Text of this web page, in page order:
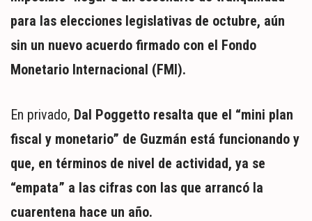
para las elecciones legislativas de octubre, aún
sin un nuevo acuerdo firmado con el Fondo
Monetario Internacional (FMI).
En privado, Dal Poggetto resalta que el “mini plan
fiscal y monetario” de Guzmán está funcionando y
que, en términos de nivel de actividad, ya se
“empata” a las cifras con las que arrancó la
cuarentena hace un año.